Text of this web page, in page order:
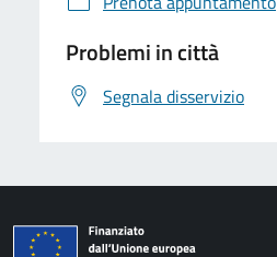
Problemi in città
Segnala disservizio